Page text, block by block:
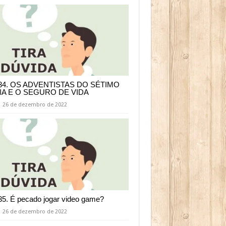
OS ADVENTISTAS DO SÉTIMO
E O SEGURO DE VIDA
26 de dezembro de 2022
É pecado jogar video game?
26 de dezembro de 2022